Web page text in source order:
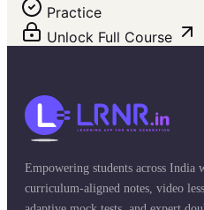
Practice
Unlock Full Course
Empowering students across India
curriculum-aligned notes, video